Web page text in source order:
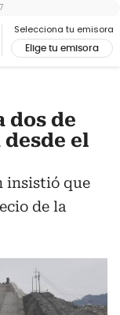
Selecciona tu emisora
Elige tu emisora
dos de
el
insistió que
de la